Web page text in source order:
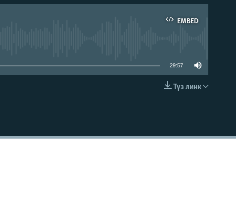
EMBED
EMBED
29:57
Түз линк